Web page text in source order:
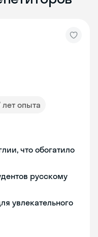
лет опыта
что обогатило
русскому
увлекательного